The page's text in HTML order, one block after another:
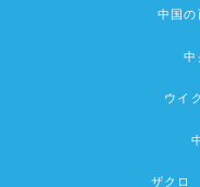
中国の
中
ウイ
ザクロ